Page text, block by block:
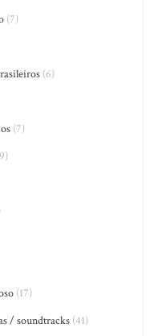
(7)
(6)
(7)
(17)
/ soundtracks(41)